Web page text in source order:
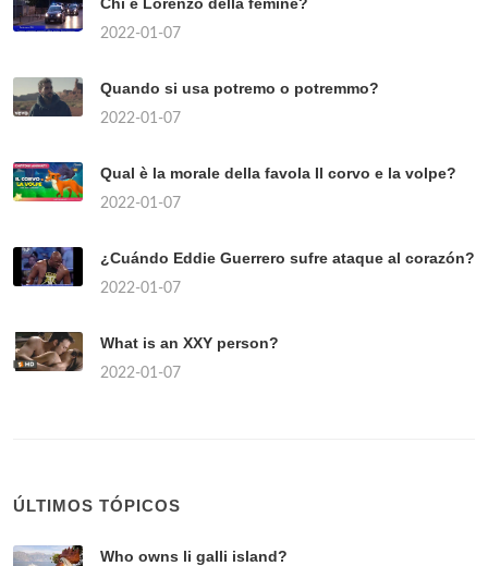
2022-01-07
Quando si usa potremo o potremmo?
2022-01-07
Qual è la morale della favola Il corvo e la volpe?
2022-01-07
¿Cuándo Eddie Guerrero sufre ataque al corazón?
2022-01-07
What is an XXY person?
2022-01-07
ÚLTIMOS TÓPICOS
Who owns li galli island?